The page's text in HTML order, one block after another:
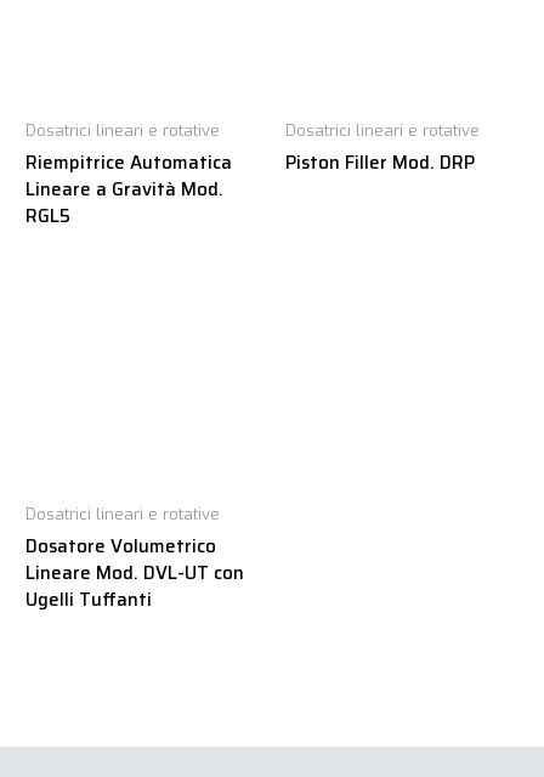
Dosatrici lineari e rotative
Riempitrice Automatica
Lineare a Gravità Mod.
RGL5
Dosatrici lineari e rotative
Piston Filler Mod. DRP
Dosatrici lineari e rotative
Dosatore Volumetrico
Lineare Mod. DVL-UT con
Ugelli Tuffanti